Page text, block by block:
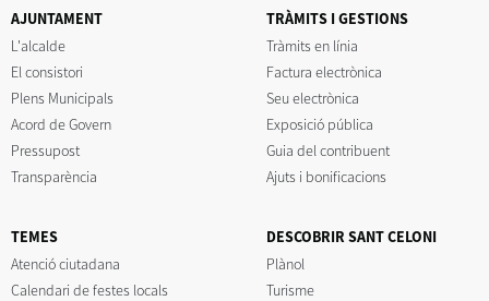
AJUNTAMENT
L'alcalde
El consistori
Plens Municipals
Acord de Govern
Pressupost
Transparència
TRÀMITS I GESTIONS
Tràmits en línia
Factura electrònica
Seu electrònica
Exposició pública
Guia del contribuent
Ajuts i bonificacions
TEMES
Atenció ciutadana
Calendari de festes locals
DESCOBRIR SANT CELONI
Plànol
Turisme